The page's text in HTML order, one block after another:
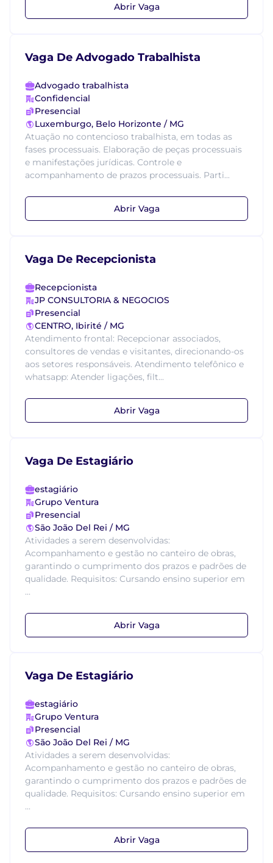
Abrir Vaga
Vaga De Advogado Trabalhista
Advogado trabalhista
Confidencial
Presencial
Luxemburgo, Belo Horizonte / MG
Atuação no contencioso trabalhista, em todas as
fases processuais. Elaboração de peças processuais
e manifestações jurídicas. Controle e
acompanhamento de prazos processuais. Parti...
Abrir Vaga
Vaga De Recepcionista
Recepcionista
JP CONSULTORIA & NEGOCIOS
Presencial
CENTRO, Ibirité / MG
Atendimento frontal: Recepcionar associados,
consultores de vendas e visitantes, direcionando-os
aos setores responsáveis. Atendimento telefônico e
whatsapp: Atender ligações, filt...
Abrir Vaga
Vaga De Estagiário
estagiário
Grupo Ventura
Presencial
São João Del Rei / MG
Atividades a serem desenvolvidas:
Acompanhamento e gestão no canteiro de obras,
garantindo o cumprimento dos prazos e padrões de
qualidade. Requisitos: Cursando ensino superior em
...
Abrir Vaga
Vaga De Estagiário
estagiário
Grupo Ventura
Presencial
São João Del Rei / MG
Atividades a serem desenvolvidas:
Acompanhamento e gestão no canteiro de obras,
garantindo o cumprimento dos prazos e padrões de
qualidade. Requisitos: Cursando ensino superior em
...
Abrir Vaga